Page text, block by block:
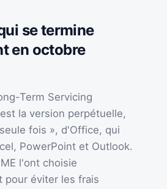
se termine
en octobre
Term Servicing
la version perpétuelle,
fois », d'Office, qui
PowerPoint et Outlook.
l'ont choisie
pour éviter les frais